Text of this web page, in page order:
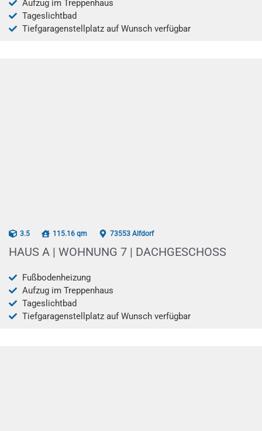
Aufzug im Treppenhaus
Tageslichtbad
Tiefgaragenstellplatz auf Wunsch verfügbar
AB 07/2026
3.5 115.16 qm 73553 Alfdorf
HAUS A | WOHNUNG 7 | DACHGESCHOSS
Fußbodenheizung
Aufzug im Treppenhaus
Tageslichtbad
Tiefgaragenstellplatz auf Wunsch verfügbar